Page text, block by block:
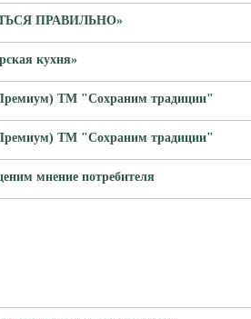
ПРАВИЛЬНО»
кухня»
ТМ "Сохраним традиции"
ТМ "Сохраним традиции"
мнение потребителя